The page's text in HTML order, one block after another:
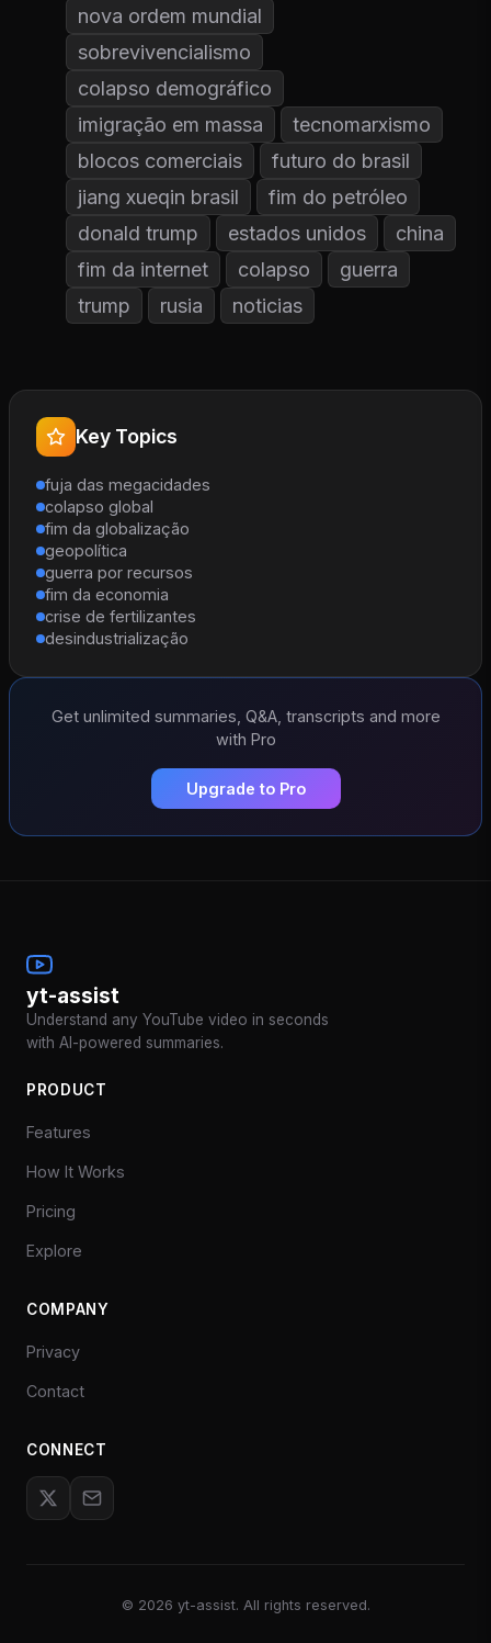
nova ordem mundial
sobrevivencialismo
colapso demográfico
imigração em massa
tecnomarxismo
blocos comerciais
futuro do brasil
jiang xueqin brasil
fim do petróleo
donald trump
estados unidos
china
fim da internet
colapso
guerra
trump
rusia noticias
Key Topics
fuja das megacidades
colapso global
fim da globalização
geopolítica
guerra por recursos
fim da economia
crise de fertilizantes
desindustrialização
Get unlimited summaries, Q&A, transcripts and more
with Pro
Upgrade to Pro
yt-assist
Understand any YouTube video in seconds
with AI-powered summaries.
PRODUCT
Features
How It Works
Pricing
Explore
COMPANY
Privacy
Contact
CONNECT
© 2026 yt-assist. All rights reserved.